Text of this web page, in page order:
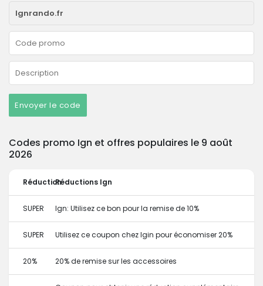
Envoyer le code
Codes promo Ign et offres populaires le 9 août
2026
RéductionRéductions Ign
SUPER Ign: Utilisez ce bon pour la remise de 10%
SUPER Utilisez ce coupon chez Igin pour économiser 20%
20% 20% de remise sur les accessoires